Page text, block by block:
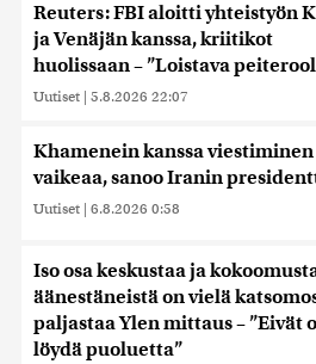
Reuters: FBI aloitti yhteistyön
ja Venäjän kanssa, kriitikot
huolissaan – ”Loistava
Uutiset | 5.8.2026 22:07
Khamenein kanssa
vaikeaa, sanoo Iranin
Uutiset | 6.8.2026 0:58
Iso osa keskustaa ja
äänestäneistä on vielä
paljastaa Ylen mittaus – ”Eivät
löydä puoluetta”